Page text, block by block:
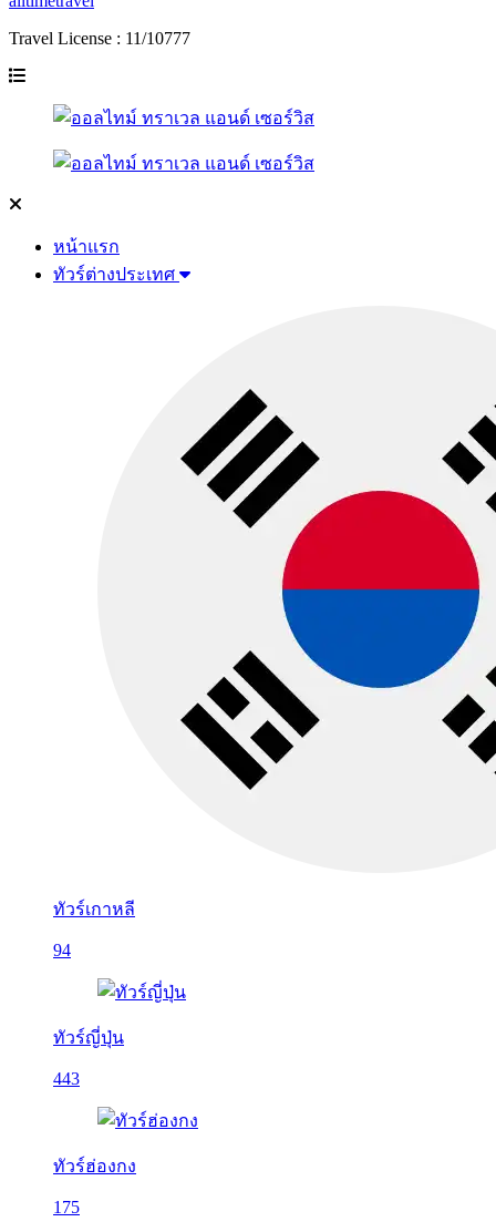
Travel License : 11/10777
หน้าแรก
ทัวร์ต่างประเทศ
ทัวร์เกาหลี
94
ทัวร์ญี่ปุ่น
443
ทัวร์ฮ่องกง
175